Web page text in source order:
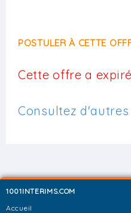
POSTULER À CETTE
Cette offre a
Consultez
1001INTERIMS.COM
Accueil